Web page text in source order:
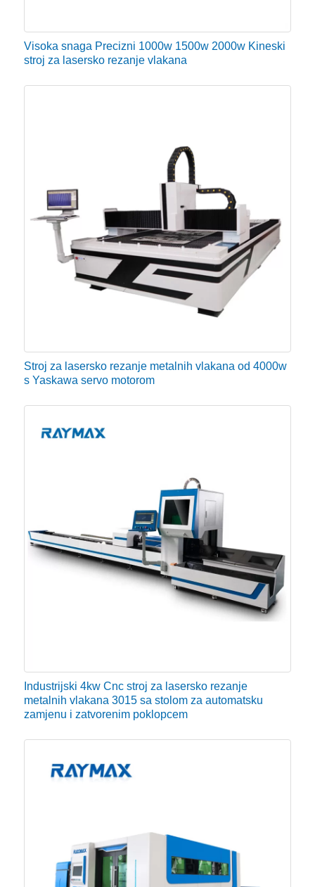
Visoka snaga Precizni 1000w 1500w 2000w Kineski
stroj za lasersko rezanje vlakana
Stroj za lasersko rezanje metalnih vlakana od 4000w
s Yaskawa servo motorom
Industrijski 4kw Cnc stroj za lasersko rezanje
metalnih vlakana 3015 sa stolom za automatsku
zamjenu i zatvorenim poklopcem